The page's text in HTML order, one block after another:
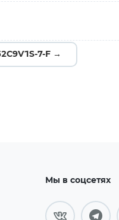
7-F →
Мы в соцсетях